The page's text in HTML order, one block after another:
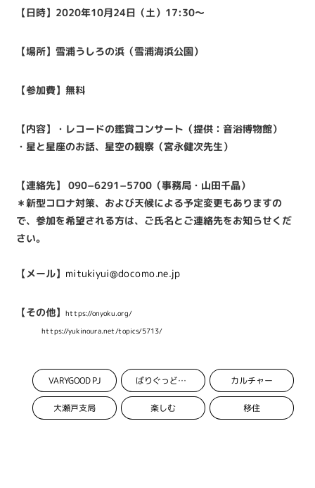
【日時】2020年10月24日（土）17:30〜
【場所】雪浦うしろの浜（雪浦海浜公園）
【参加費】無料
【内容】・レコードの鑑賞コンサート（提供：音浴博物館）
・星と星座のお話、星空の観察（宮永健次先生）
【連絡先】 090−6291−5700（事務局・山田千晶）
＊新型コロナ対策、および天候による予定変更もありますの
で、参加を希望される方は、ご氏名とご連絡先をお知らせくだ
さい。
【メール】 mitukiyui@docomo.ne.jp
【その他】 https://onyoku.org/
https://yukinoura.net/topics/5713/
VARYGOOD PJ ばりぐっどくんプロジェクト カルチャー
大瀬戸支局 楽しむ 移住